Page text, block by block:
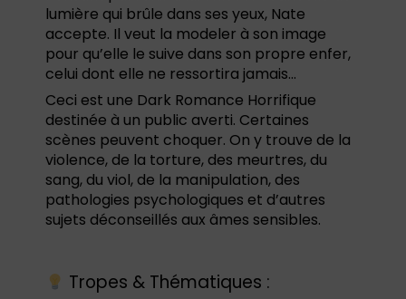
lumière qui brûle dans ses yeux, Nate
accepte. Il veut la modeler à son image
pour qu’elle le suive dans son propre enfer,
celui dont elle ne ressortira jamais…
Ceci est une Dark Romance Horrifique
destinée à un public averti. Certaines
scènes peuvent choquer. On y trouve de la
violence, de la torture, des meurtres, du
sang, du viol, de la manipulation, des
pathologies psychologiques et d’autres
sujets déconseillés aux âmes sensibles.
Tropes & Thématiques :